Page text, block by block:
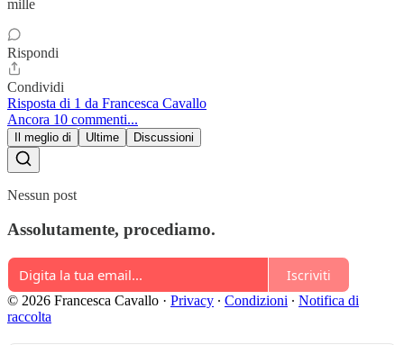
mille
Rispondi
Condividi
Risposta di 1 da Francesca Cavallo
Ancora 10 commenti...
Il meglio di Ultime Discussioni
Nessun post
Assolutamente, procediamo.
Iscriviti
© 2026 Francesca Cavallo · Privacy ∙ Condizioni ∙ Notifica di
raccolta